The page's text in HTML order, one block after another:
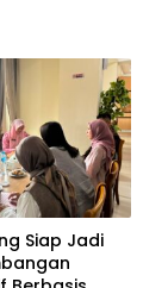
Siap Jadi